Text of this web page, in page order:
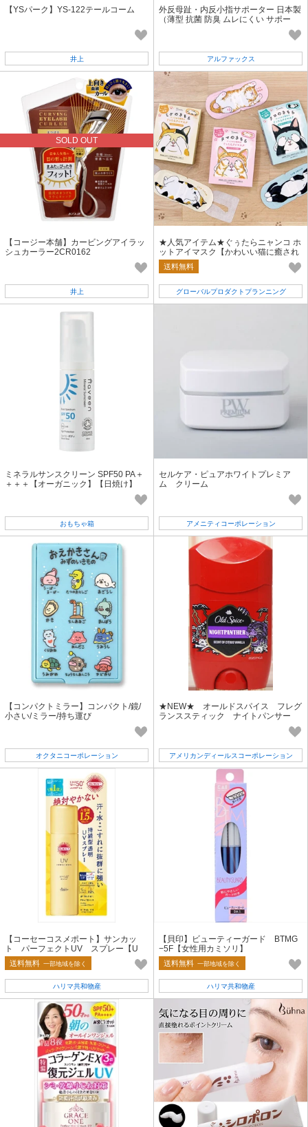
【YSパーク】YS-122テールコーム
井上
外反母趾・内反小指サポーター 日本製
（薄型 抗菌 防臭 ムレにくい サポー
アルファックス
SOLD OUT
【コージー本舗】カービングアイラッ
シュカーラー2CR0162
井上
★人気アイテム★ぐぅたらニャンコ ホ
ットアイマスク【かわいい猫に癒され
るアイケア・リラックス】
送料無料
グローバルプロダクトプランニング
ミネラルサンスクリーン SPF50 PA＋
＋＋＋【オーガニック】【日焼け】
おもちゃ箱
セルケア・ピュアホワイトプレミア
ム クリーム
アメニティコーポレーション
【コンパクトミラー】コンパクト/鏡/
小さい/ミラー/持ち運び
オクタニコーポレーション
★NEW★ オールドスパイス フレグ
ランススティック ナイトパンサー
アメリカンディールスコーポレーション
【コーセーコスメポート】サンカッ
ト パーフェクトUV スプレー【U
V・日焼け止め】
送料無料 一部地域を除く
ハリマ共和物産
【貝印】ビューティーガード BTMG
−5F【女性用カミソリ】
送料無料 一部地域を除く
ハリマ共和物産